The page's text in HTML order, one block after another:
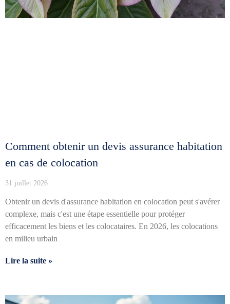
Comment obtenir un devis assurance habitation
en cas de colocation
31 juillet 2026
Obtenir un devis d'assurance habitation en colocation peut s'avérer
complexe, mais c'est une étape essentielle pour protéger
efficacement les biens et les colocataires. En 2026, les colocations
en milieu urbain
Lire la suite »